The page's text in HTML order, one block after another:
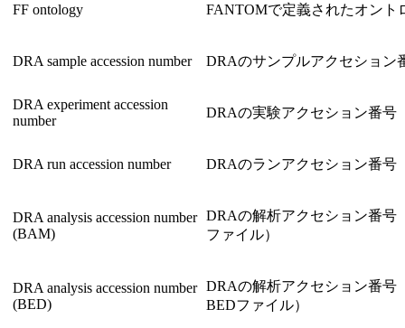
FF ontology FANTOMで定義されたオント
DRA sample accession number DRAのサンプルアクセション
DRA experiment accession
number
DRAの実験アクセション番号
DRA run accession number DRAのランアクセション番号
DRA analysis accession number
(BAM)
DRAの解析アクセション番号
ファイル）
DRA analysis accession number
(BED)
DRAの解析アクセション番号
BEDファイル）